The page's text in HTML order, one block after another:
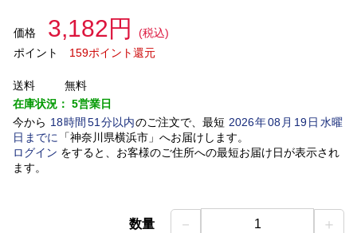
価格 3,182円
(税込)
ポイント
159ポイント還元
送料
無料
在庫状況： 5営業日
今から 18時間 51 分以内のご注文で、最短 2026年08 月 19日水曜
日 までに 「神奈川県横浜市」 へお届けします。
ログイン をすると、お客様のご住所への最短お届け日が表示され
ます。
数量 － 1 ＋